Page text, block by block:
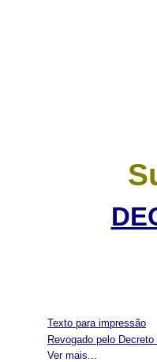
Texto para impressão
Ver mais...
Revogado pelo